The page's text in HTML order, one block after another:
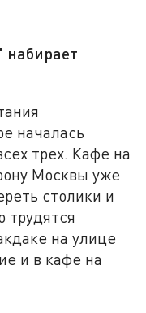
набирает
началась
трех. Кафе на
Москвы уже
столики и
трудятся
на улице
и в кафе на